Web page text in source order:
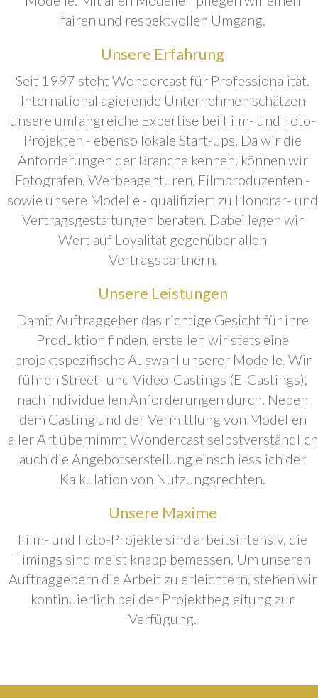
fairen und respektvollen Umgang.
Unsere Erfahrung
Seit 1997 steht Wondercast für Professionalität.
International agierende Unternehmen schätzen
unsere umfangreiche Expertise bei Film- und Foto-
Projekten - ebenso lokale Start-ups. Da wir die
Anforderungen der Branche kennen, können wir
Fotografen, Werbeagenturen, Filmproduzenten -
sowie unsere Modelle - qualifiziert zu Honorar- und
Vertragsgestaltungen beraten. Dabei legen wir
Wert auf Loyalität gegenüber allen
Vertragspartnern.
Unsere Leistungen
Damit Auftraggeber das richtige Gesicht für ihre
Produktion finden, erstellen wir stets eine
projektspezifische Auswahl unserer Modelle. Wir
führen Street- und Video-Castings (E-Castings),
nach individuellen Anforderungen durch. Neben
dem Casting und der Vermittlung von Modellen
aller Art übernimmt Wondercast selbstverständlich
auch die Angebotserstellung einschliesslich der
Kalkulation von Nutzungsrechten.
Unsere Maxime
Film- und Foto-Projekte sind arbeitsintensiv, die
Timings sind meist knapp bemessen. Um unseren
Auftraggebern die Arbeit zu erleichtern, stehen wir
kontinuierlich bei der Projektbegleitung zur
Verfügung.